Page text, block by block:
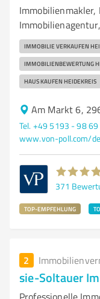
IMMOBILIE VERKAUFEN
IMMOBILIENBEWERTUNG
HAUS KAUFEN HEIDEKREIS
Am Markt 6,
Tel. +49 5193 - 98
371
TOP-EMPFEHLUNG
2
sie-Soltauer